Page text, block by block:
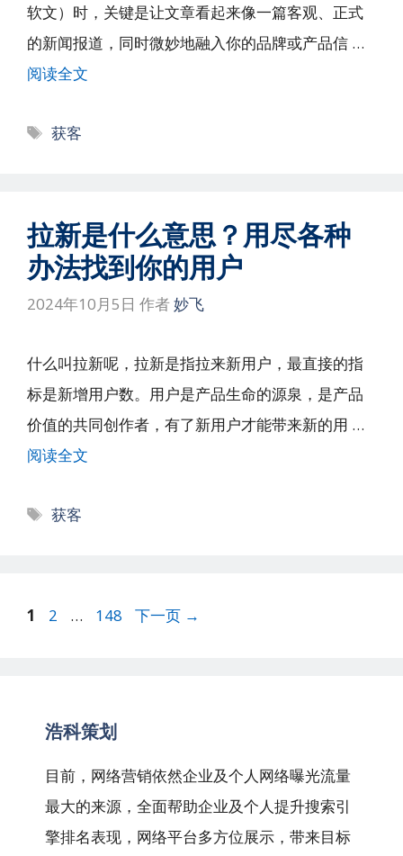
软文）时，关键是让文章看起来像一篇客观、正式
的新闻报道，同时微妙地融入你的品牌或产品信 …
阅读全文
标
获客
拉新是什么意思？用尽各种
办法找到你的用户
2024年10月5日 作者妙飞
什么叫拉新呢，拉新是指拉来新用户，最直接的指
标是新增用户数。用户是产品生命的源泉，是产品
价值的共同创作者，有了新用户才能带来新的用 …
阅读全文
标
获客
文
页
1
页
2 …
页
148 下一页 →
浩科策划
目前，网络营销依然企业及个人网络曝光流量
最大的来源，全面帮助企业及个人提升搜索引
擎排名表现，网络平台多方位展示，带来目标